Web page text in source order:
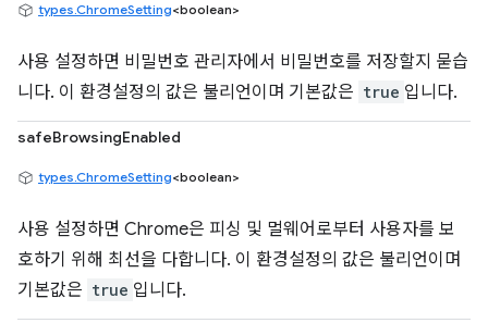
types.ChromeSetting<boolean>
사용 설정하면 비밀번호 관리자에서 비밀번호를 저장할지 묻습
니다. 이 환경설정의 값은 불리언이며 기본값은 true 입니다.
safeBrowsingEnabled
types.ChromeSetting<boolean>
사용 설정하면 Chrome은 피싱 및 멀웨어로부터 사용자를 보
호하기 위해 최선을 다합니다. 이 환경설정의 값은 불리언이며
기본값은 true 입니다.